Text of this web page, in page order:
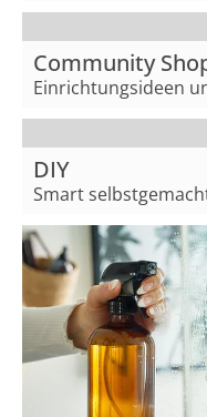
Community
Einrichtungsideen
DIY
Smart